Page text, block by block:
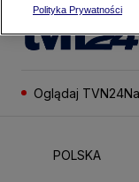
Oglądaj TVN24
POLSKA
Polityka Prywatności